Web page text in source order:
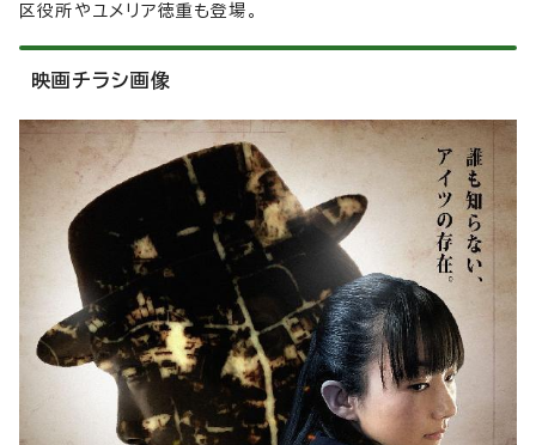
区役所やユメリア徳重も登場。
映画チラシ画像